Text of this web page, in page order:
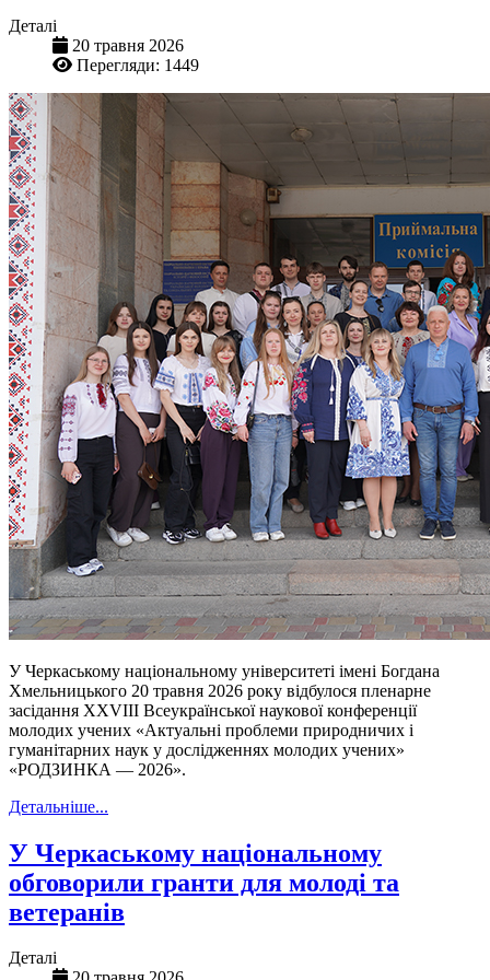
Деталі
20 травня 2026
Перегляди: 1449
У Черкаському національному університеті імені Богдана
Хмельницького 20 травня 2026 року відбулося пленарне
засідання XXVІІІ Всеукраїнської наукової конференції
молодих учених «Актуальні проблеми природничих і
гуманітарних наук у дослідженнях молодих учених»
«РОДЗИНКА — 2026».
Детальніше...
У Черкаському національному
обговорили гранти для молоді та
ветеранів
Деталі